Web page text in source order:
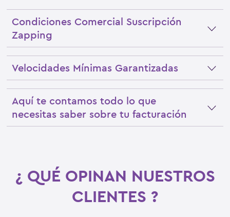
Condiciones Comercial Suscripción
Zapping
Velocidades Mínimas Garantizadas
Aquí te contamos todo lo que
necesitas saber sobre tu facturación
¿ QUÉ OPINAN NUESTROS
CLIENTES ?